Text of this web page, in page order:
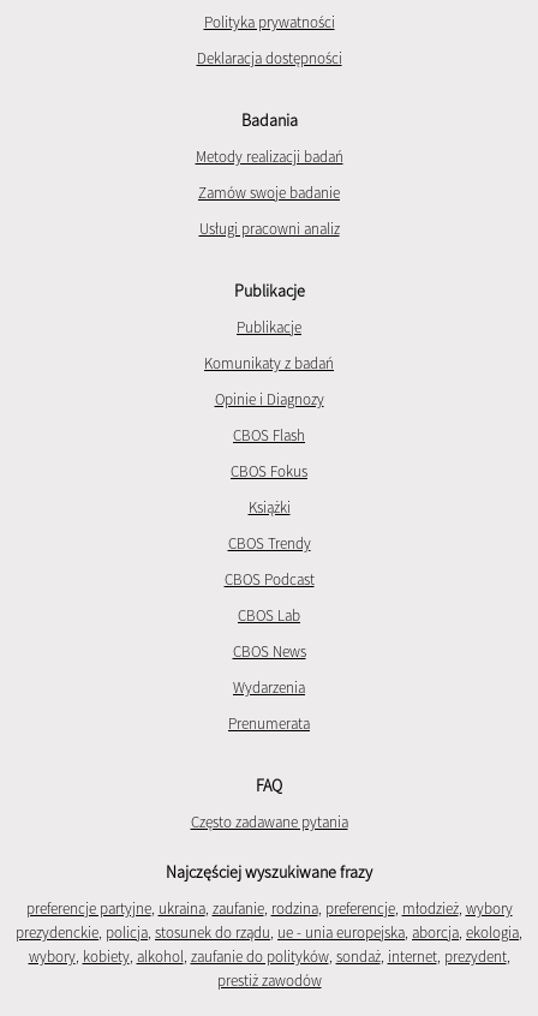
Polityka prywatności
Deklaracja dostępności
Badania
Metody realizacji badań
Zamów swoje badanie
Usługi pracowni analiz
Publikacje
Publikacje
Komunikaty z badań
Opinie i Diagnozy
CBOS Flash
CBOS Fokus
Książki
CBOS Trendy
CBOS Podcast
CBOS Lab
CBOS News
Wydarzenia
Prenumerata
FAQ
Często zadawane pytania
Najczęściej wyszukiwane frazy
preferencje partyjne, ukraina, zaufanie, rodzina, preferencje, młodzież, wybory
prezydenckie, policja, stosunek do rządu, ue - unia europejska, aborcja, ekologia,
wybory, kobiety, alkohol, zaufanie do polityków, sondaż, internet, prezydent,
prestiż zawodów